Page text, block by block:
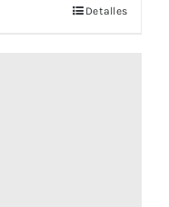
Detalles